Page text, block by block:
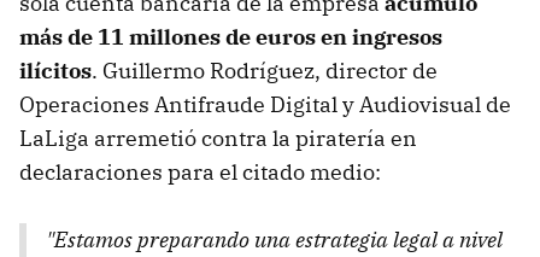
más de 11 millones de euros en ingresos
ilícitos. Guillermo Rodríguez, director de
Operaciones Antifraude Digital y Audiovisual de
LaLiga arremetió contra la piratería en
declaraciones para el citado medio:
"Estamos preparando una estrategia legal a nivel